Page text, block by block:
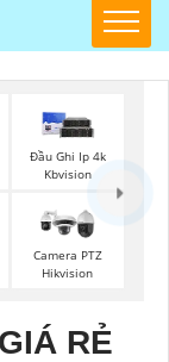
Đầu Ghi Ip 4k
Kbvision
Camera PTZ
Hikvision
RẺ